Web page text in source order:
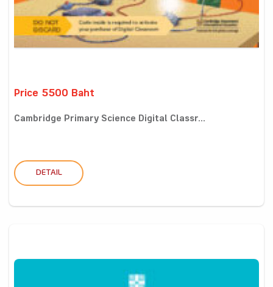
Price 5500 Baht
Cambridge Primary Science Digital Classr...
DETAIL